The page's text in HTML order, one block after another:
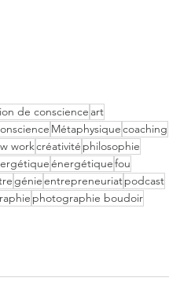
de conscience art
Métaphysiquecoaching
workcréativité philosophie
énergétiquefou
génieentrepreneuriatpodcast
photographie boudoir